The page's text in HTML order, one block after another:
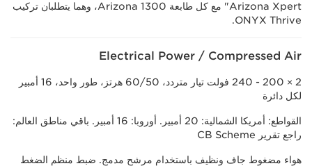
Arizona Xpert" مع كل طابعة Arizona 1300، وهما يتطلبان تركيب
ONYX Thrive.
Electrical Power / Compressed Air
2 × 200 - 240 فولت تيار متردد، 50/‏60 هرتز، طور واحد، 16 أمبير
لكل دائرة
القواطع: أمريكا الشمالية: 20 أمبير. أوروبا: 16 أمبير. باقي مناطق العالم:
راجع تقرير CB Scheme
هواء مضغوط جاف ونظيف باستخدام مرشح مدمج. ضبط منظم الضغط